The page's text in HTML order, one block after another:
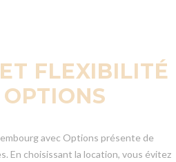
FLEXIBILITÉ
avec Options présente de
En choisissant la location, vous évitez